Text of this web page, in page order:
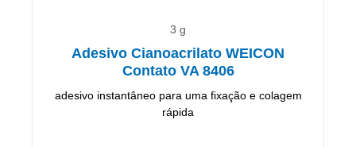
3 g
Adesivo Cianoacrilato WEICON
Contato VA 8406
adesivo instantâneo para uma fixação e colagem
rápida